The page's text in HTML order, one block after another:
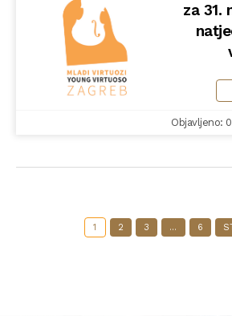
za 31.
Objavljeno:
1 2 3 … 6